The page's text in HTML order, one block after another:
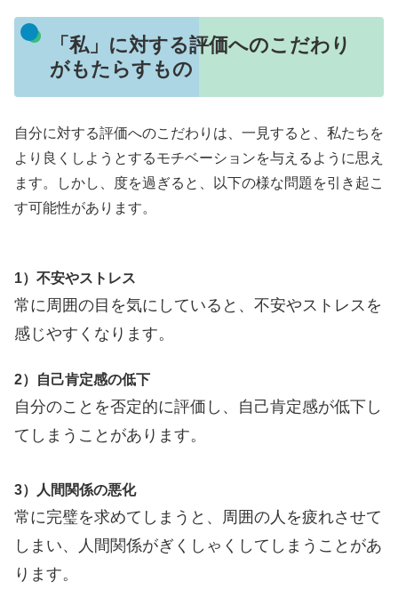
「私」に対する評価へのこだわり
がもたらすもの
自分に対する評価へのこだわりは、一見すると、私たちを
より良くしようとするモチベーションを与えるように思え
ます。しかし、度を過ぎると、以下の様な問題を引き起こ
す可能性があります。
1）不安やストレス
常に周囲の目を気にしていると、不安やストレスを
感じやすくなります。
2）自己肯定感の低下
自分のことを否定的に評価し、自己肯定感が低下し
てしまうことがあります。
3）人間関係の悪化
常に完璧を求めてしまうと、周囲の人を疲れさせて
しまい、人間関係がぎくしゃくしてしまうことがあ
ります。